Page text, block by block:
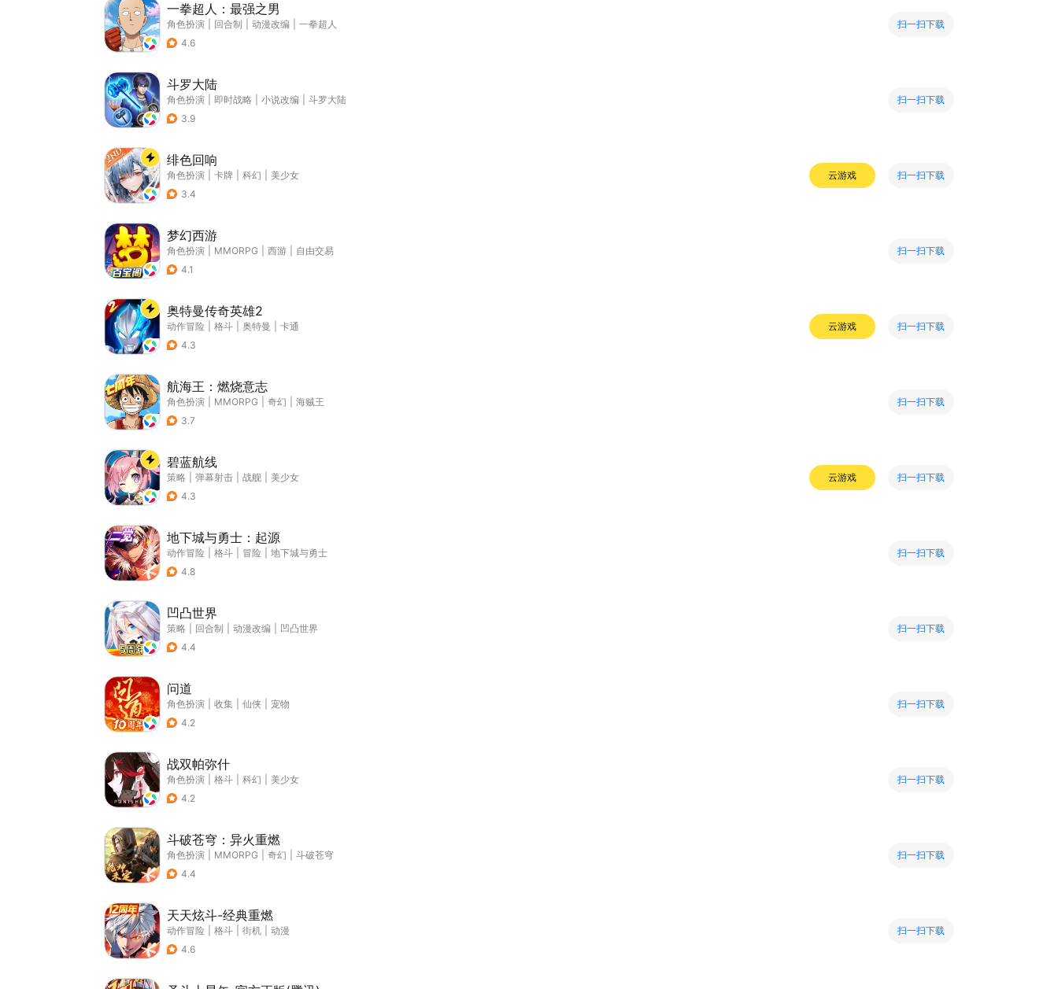
一拳超人：最强之男
角色扮演 回合制 动漫改编
一拳超人
4.6
扫一扫下载
斗罗大陆
角色扮演 即时战略 小说改编
斗罗大陆
3.9
扫一扫下载
绯色回响
角色扮演 卡牌 科幻
美少女
3.4
云游戏 扫一扫下载
梦幻西游
角色扮演 MMORPG 西游
自由交易
4.1
扫一扫下载
奥特曼传奇英雄2
动作冒险 格斗 奥特曼
卡通
4.3
云游戏 扫一扫下载
航海王：燃烧意志
角色扮演 MMORPG 奇幻
海贼王
3.7
扫一扫下载
碧蓝航线
策略 弹幕射击 战舰
美少女
4.3
云游戏 扫一扫下载
地下城与勇士：起源
动作冒险 格斗 冒险
地下城与勇士
4.8
扫一扫下载
凹凸世界
策略 回合制 动漫改编
凹凸世界
4.4
扫一扫下载
问道
角色扮演 收集 仙侠
宠物
4.2
扫一扫下载
战双帕弥什
角色扮演 格斗 科幻
美少女
4.2
扫一扫下载
斗破苍穹：异火重燃
角色扮演 MMORPG 奇幻
斗破苍穹
4.4
扫一扫下载
天天炫斗-经典重燃
动作冒险 格斗 街机
动漫
4.6
扫一扫下载